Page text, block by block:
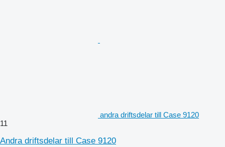
andra driftsdelar till Case 9120
11
Andra driftsdelar till Case 9120